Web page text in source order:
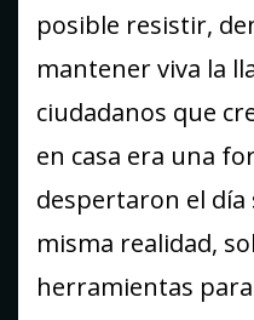
posible resistir,
mantener viva la
ciudadanos que
en casa era una
despertaron el día
misma realidad,
herramientas